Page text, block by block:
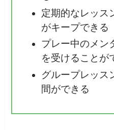
定期的なレッス
がキープできる
プレー中のメン
を受けることが
グループレッス
間ができる